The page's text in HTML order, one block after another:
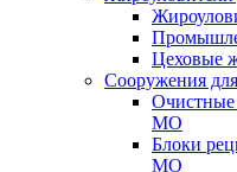
Цеховые
Сооружения
Очистные
МО
Блоки
МО